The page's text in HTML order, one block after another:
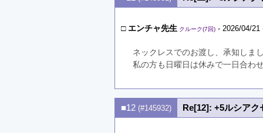
□ エンチャ先生 クルーク(7回) - 2026/04/
ネックレスでのお渡し、承知しま
私の方も日曜日は休みで一日合わ
■12 (#145932) Re[12]: +5ルシア